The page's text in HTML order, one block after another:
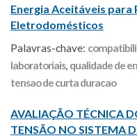
Energia Aceitáveis para
Eletrodomésticos
Palavras-chave:
laboratoriais, qualidade de
tensao de curta duracao
AVALIAÇÃO TÉCNICA
TENSÃO NO SISTEMA